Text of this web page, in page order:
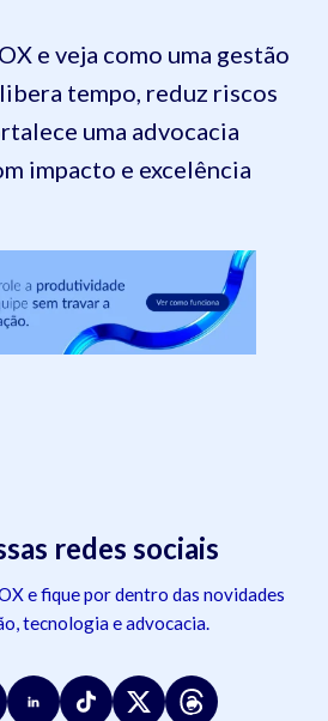
e veja como uma gestão
tempo, reduz riscos
uma advocacia
impacto e excelência
redes sociais
e fique por dentro das novidades
tecnologia e advocacia.